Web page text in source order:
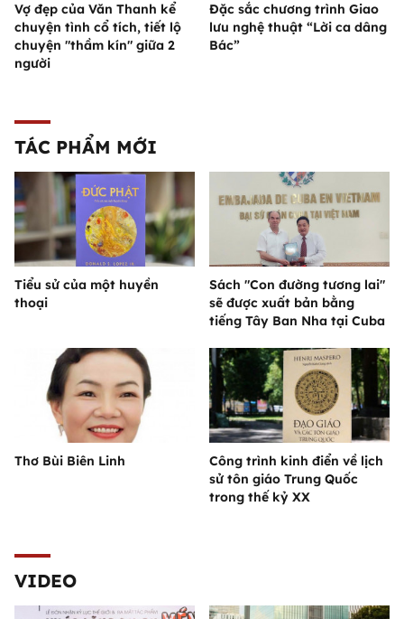
Vợ đẹp của Văn Thanh kể
chuyện tình cổ tích, tiết lộ
chuyện "thầm kín" giữa 2
người
Đặc sắc chương trình Giao
lưu nghệ thuật “Lời ca dâng
Bác”
TÁC PHẨM MỚI
Tiểu sử của một huyền
thoại
Sách "Con đường tương lai"
sẽ được xuất bản bằng
tiếng Tây Ban Nha tại Cuba
Thơ Bùi Biên Linh
Công trình kinh điển về lịch
sử tôn giáo Trung Quốc
trong thế kỷ XX
VIDEO